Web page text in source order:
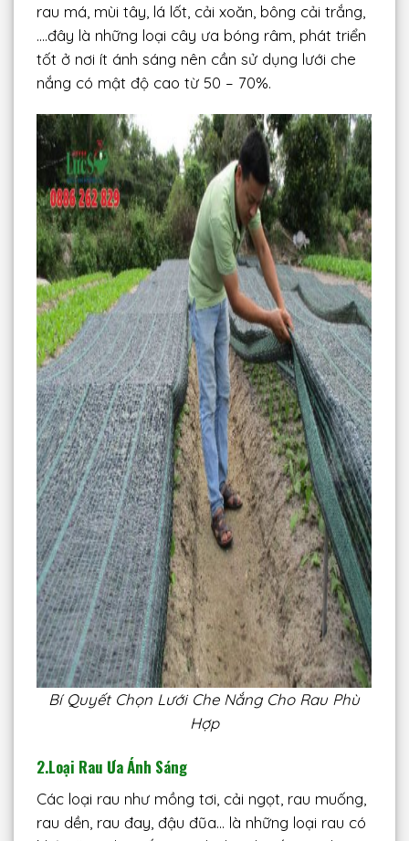
rau má, mùi tây, lá lốt, cải xoăn, bông cải trắng,
….đây là những loại cây ưa bóng râm, phát triển
tốt ở nơi ít ánh sáng nên cần sử dụng lưới che
nắng có mật độ cao từ 50 – 70%.
Bí Quyết Chọn Lưới Che Nắng Cho Rau Phù
Hợp
2.Loại Rau Ưa Ánh Sáng
Các loại rau như mồng tơi, cải ngọt, rau muống,
rau dền, rau đay, đậu đũa… là những loại rau có